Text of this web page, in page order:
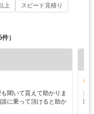
上
スピード見積り
件）
聞いて貰えて助かりま
に乗って頂けると助か
担
応